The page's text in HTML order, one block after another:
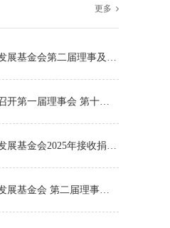
更多
四川省乐山师范学院教育发展基金会第二届理事及监事名单公示
四川省乐山师范学院关于召开第一届理事会 第十四次全体会议的通知
四川省乐山师范学院教育发展基金会2025年接收捐赠明细
四川省乐山师范学院教育发展基金会 第二届理事及监事名单公示